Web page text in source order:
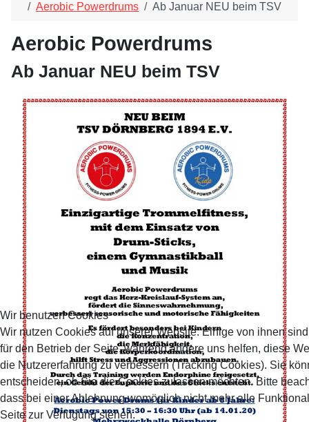
Aerobic Powerdrums
Ab Januar NEU beim TSV
Aerobic Powerdrums
Ab Januar NEU beim TSV
Wir benutzen Cookies
Wir nutzen Cookies auf unserer Website. Einige von ihnen
für den Betrieb der Seite, während andere uns helfen, diese
die Nutzererfahrung zu verbessern (Tracking Cookies). Sie
entscheiden, ob Sie die Cookies zulassen möchten. Bitte
dass bei einer Ablehnung womöglich nicht mehr alle
Seite zur Verfügung stehen.